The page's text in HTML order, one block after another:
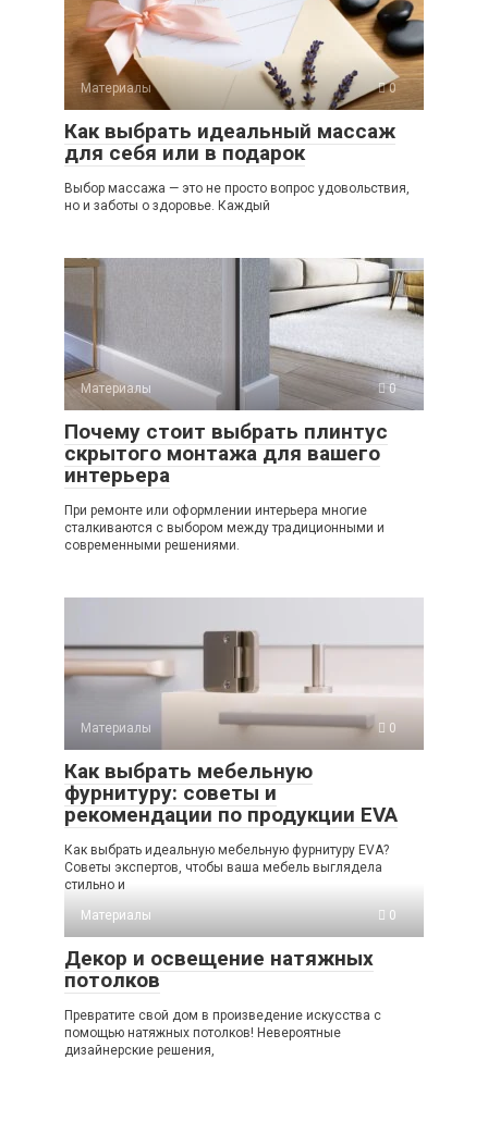
Материалы 0
Как выбрать идеальный массаж
для себя или в подарок
Выбор массажа — это не просто вопрос удовольствия,
но и заботы о здоровье. Каждый
Материалы 0
Почему стоит выбрать плинтус
скрытого монтажа для вашего
интерьера
При ремонте или оформлении интерьера многие
сталкиваются с выбором между традиционными и
современными решениями.
Материалы 0
Как выбрать мебельную
фурнитуру: советы и
рекомендации по продукции EVA
Как выбрать идеальную мебельную фурнитуру EVA?
Советы экспертов, чтобы ваша мебель выглядела
стильно и
Материалы
0
Декор и освещение натяжных
потолков
Превратите свой дом в произведение искусства с
помощью натяжных потолков! Невероятные
дизайнерские решения,